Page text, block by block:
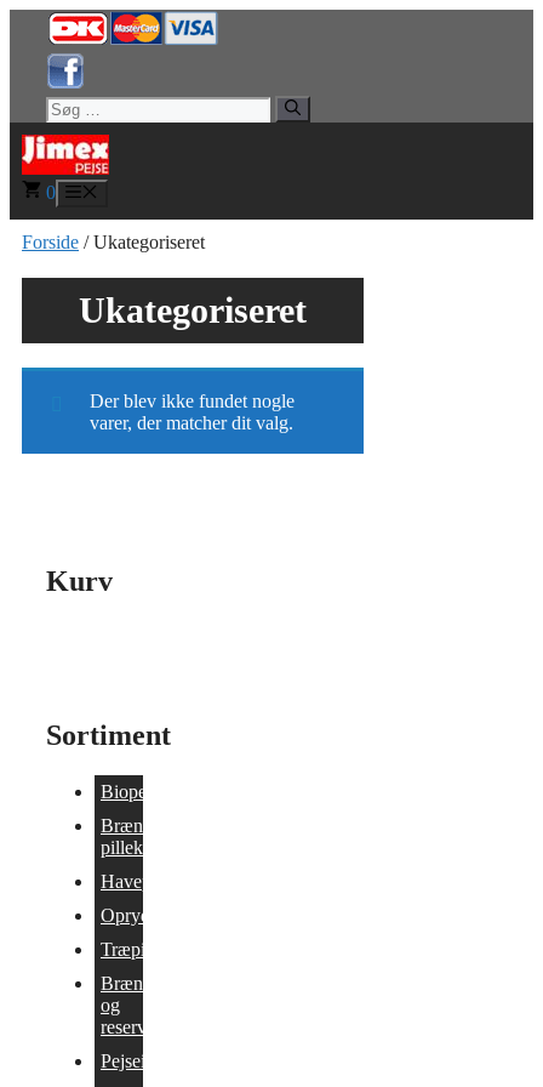
indhold
Søg
efter:
0
Forside / Ukategoriseret
Ukategoriseret
Der blev ikke fundet nogle
varer, der matcher dit valg.
Kurv
Sortiment
Biopejse
Brænde og
pillekomfurer
Havepejs
Oprydning/Tilbud
Træpilleovne
Brændeovne
og
reservedele
Pejseindsatser